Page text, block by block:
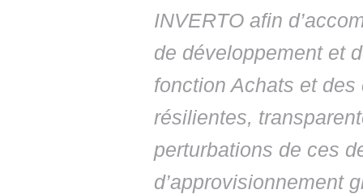
INVERTO afin
de développement et
fonction Achats et
résilientes,
perturbations de ces
d’approvisionnement